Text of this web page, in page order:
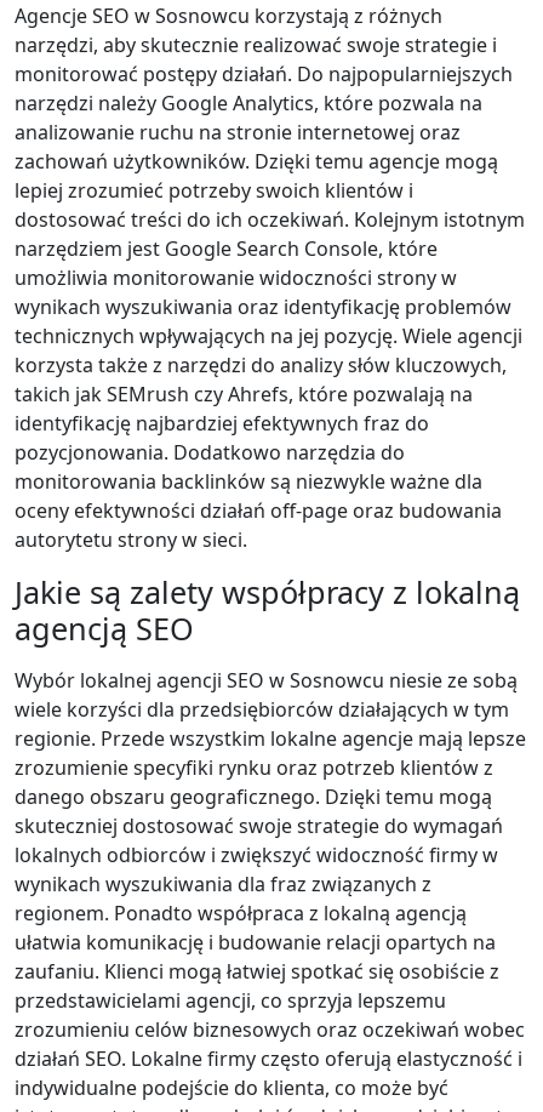
Agencje SEO w Sosnowcu korzystają z różnych
narzędzi, aby skutecznie realizować swoje strategie i
monitorować postępy działań. Do najpopularniejszych
narzędzi należy Google Analytics, które pozwala na
analizowanie ruchu na stronie internetowej oraz
zachowań użytkowników. Dzięki temu agencje mogą
lepiej zrozumieć potrzeby swoich klientów i
dostosować treści do ich oczekiwań. Kolejnym istotnym
narzędziem jest Google Search Console, które
umożliwia monitorowanie widoczności strony w
wynikach wyszukiwania oraz identyfikację problemów
technicznych wpływających na jej pozycję. Wiele agencji
korzysta także z narzędzi do analizy słów kluczowych,
takich jak SEMrush czy Ahrefs, które pozwalają na
identyfikację najbardziej efektywnych fraz do
pozycjonowania. Dodatkowo narzędzia do
monitorowania backlinków są niezwykle ważne dla
oceny efektywności działań off-page oraz budowania
autorytetu strony w sieci.
Jakie są zalety współpracy z lokalną
agencją SEO
Wybór lokalnej agencji SEO w Sosnowcu niesie ze sobą
wiele korzyści dla przedsiębiorców działających w tym
regionie. Przede wszystkim lokalne agencje mają lepsze
zrozumienie specyfiki rynku oraz potrzeb klientów z
danego obszaru geograficznego. Dzięki temu mogą
skuteczniej dostosować swoje strategie do wymagań
lokalnych odbiorców i zwiększyć widoczność firmy w
wynikach wyszukiwania dla fraz związanych z
regionem. Ponadto współpraca z lokalną agencją
ułatwia komunikację i budowanie relacji opartych na
zaufaniu. Klienci mogą łatwiej spotkać się osobiście z
przedstawicielami agencji, co sprzyja lepszemu
zrozumieniu celów biznesowych oraz oczekiwań wobec
działań SEO. Lokalne firmy często oferują elastyczność i
indywidualne podejście do klienta, co może być